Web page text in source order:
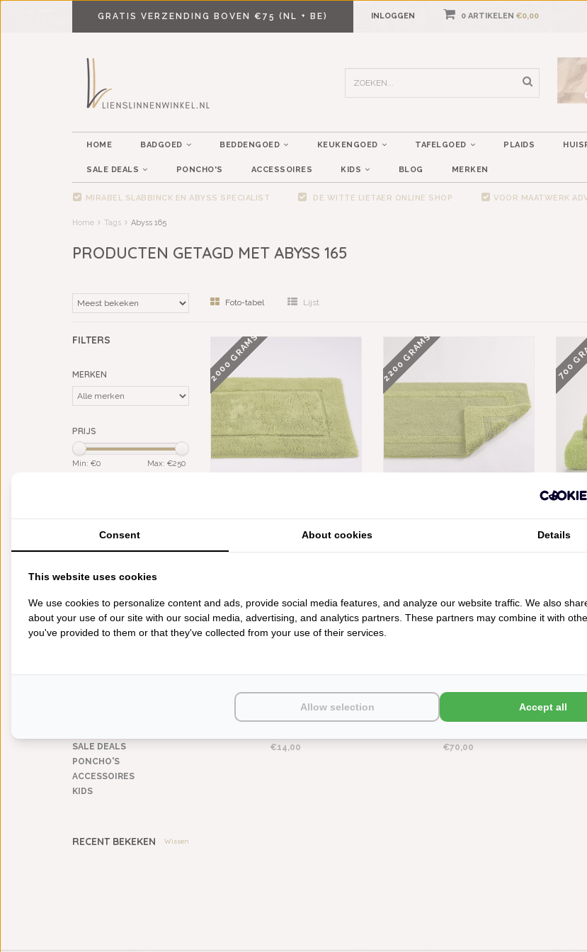
GRATIS VERZENDING BOVEN €75 (NL + BE) INLOGGEN 0 ARTIKELEN €0,00
HOME BADGOED BEDDENGOED KEUKENGOED TAFELGOED PLAIDS
SALE DEALS PONCHO'S ACCESSOIRES KIDS BLOG MERKEN
MIRABEL SLABBINCK EN ABYSS SPECIALIST DE WITTE LIETAER ONLINE SHOP VOOR MAATWERK
Home Tags Abyss 165
PRODUCTEN GETAGD MET ABYSS 165
Foto-tabel Lijst
FILTERS
MERKEN
PRIJS
Min: €0 Max: €250
MATERIAAL
Giza Egypt. katoen (ELS)(5)
CATEGORIEËN
BADGOED
TAFELGOED
SALE DEALS
PONCHO'S
ACCESSOIRES
KIDS
RECENT BEKEKEN Wissen
2000 GRAMS
€128,00
2200 GRAMS 700
500 GRAMS
ABYSS HABIDECOR TWILL APPLE
GREEN (165), 500 GRAM PER M²,
€14,00
ABYSS HABIDECOR AMIGO APPLE
GREEN SLIPPERS (165), 400
€70,00
Consent About cookies Details
This website uses cookies
We use cookies to personalize content and ads, provide social media features, and analyze our website traffic. We also
about your use of our site with our social media, advertising, and analytics partners. These partners may combine it with
you've provided to them or that they've collected from your use of their services.
Allow selection Accept all